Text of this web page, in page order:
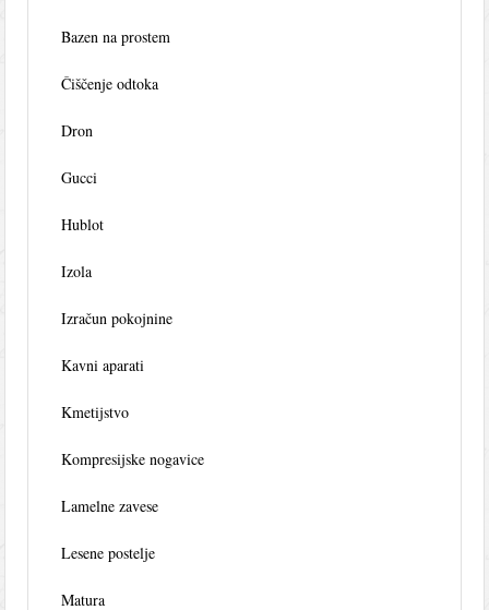
Bazen na prostem
Čiščenje odtoka
Dron
Gucci
Hublot
Izola
Izračun pokojnine
Kavni aparati
Kmetijstvo
Kompresijske nogavice
Lamelne zavese
Lesene postelje
Matura